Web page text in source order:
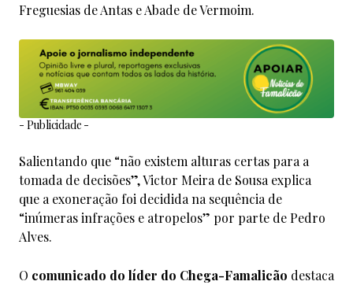
Freguesias de Antas e Abade de Vermoim.
- Publicidade -
Salientando que “não existem alturas certas para a
tomada de decisões”, Victor Meira de Sousa explica
que a exoneração foi decidida na sequência de
“inúmeras infrações e atropelos” por parte de Pedro
Alves.
O comunicado do líder do Chega-Famalicão destaca